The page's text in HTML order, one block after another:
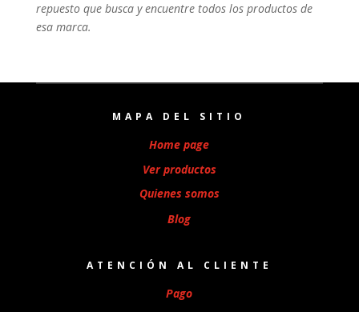
repuesto que busca y encuentre todos los productos de
esa marca.
MAPA DEL SITIO
Home page
Ver productos
Quienes somos
Blog
ATENCIÓN AL CLIENTE
Pago